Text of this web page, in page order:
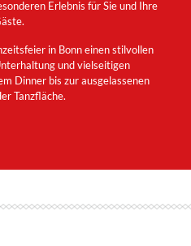
Erlebnis für Sie und Ihre
in Bonn einen stilvollen
und vielseitigen
Dinner bis zur ausgelassenen
Tanzfläche.